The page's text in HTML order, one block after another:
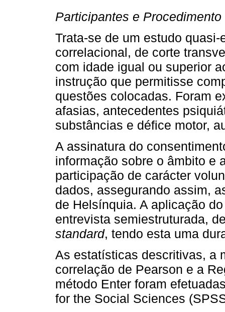
Participantes e Procedimento
Trata-se de um estudo
correlacional, de corte
com idade igual ou superior
instrução que permitisse
questões colocadas. Foram
afasias, antecedentes
substâncias e défice motor,
A assinatura do
informação sobre o âmbito e
participação de carácter
dados, assegurando assim,
de Helsínquia. A aplicação
entrevista semiestruturada,
standard, tendo esta uma
As estatísticas descritivas, a
correlação de Pearson e a
método Enter foram
for the Social Sciences